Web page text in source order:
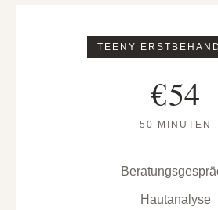
TEENY
€54
50 MINUTEN
Hautanalyse